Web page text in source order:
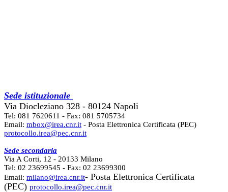
Sede istituzionale
Via Diocleziano 328 - 80124 Napoli
Tel: 081 7620611 - Fax: 081 5705734
Email: mbox@irea.cnr.it - Posta Elettronica Certificata (PEC)
protocollo.irea@pec.cnr.it
Sede secondaria
Via A Corti, 12 - 20133 Milano
Tel: 02 23699545 - Fax: 02 23699300
Email: milano@irea.cnr.it- Posta Elettronica Certificata
(PEC) protocollo.irea@pec.cnr.it